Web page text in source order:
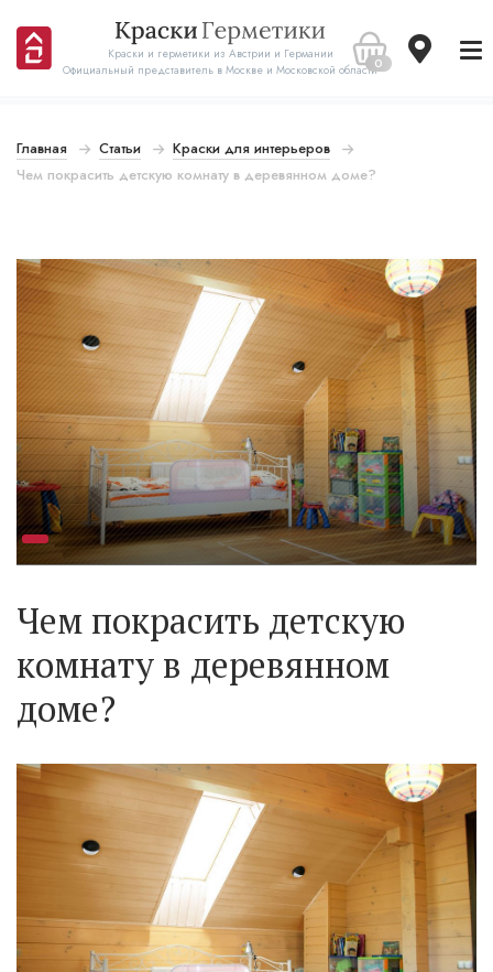
Краски и герметики из Австрии и Германии
Официальный представитель в Москве и Московской области0
Главная Статьи
Краски для интерьеров
Чем покрасить детскую комнату в деревянном доме?
Чем покрасить детскую
комнату в деревянном
доме?